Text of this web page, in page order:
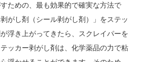
ための、最も効果的で確実な方法で
がし剤（シール剥がし剤）」をステッ
浮き上がってきたら、スクレイパーを
ッカー剥がし剤は、化学薬品の力で粘